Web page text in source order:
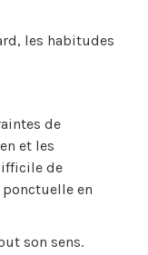
les habitudes
de
et les
de
en
son sens.